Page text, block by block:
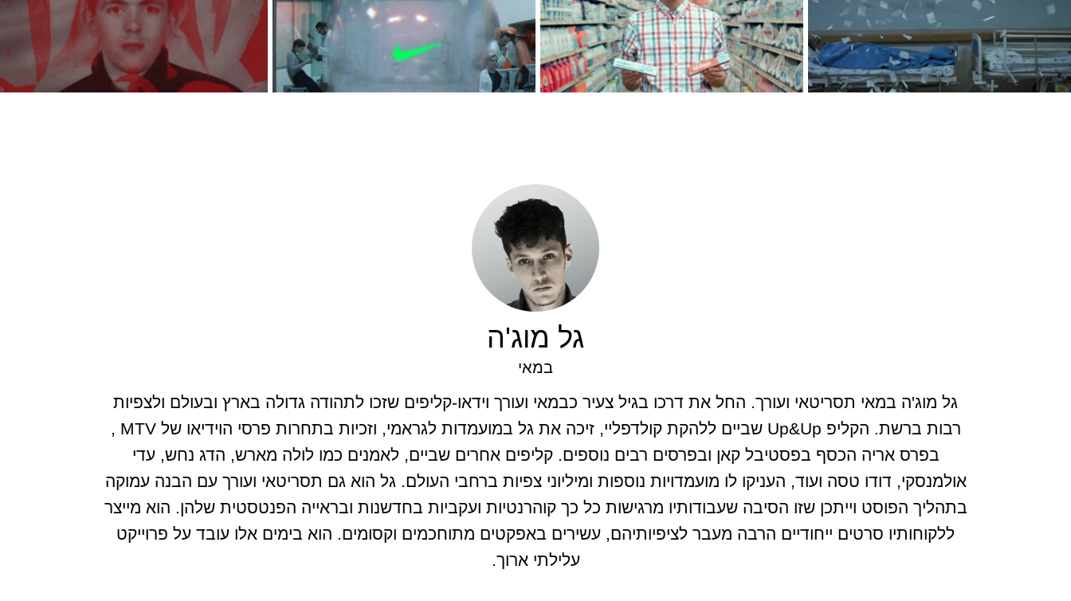
גל מוג'ה
במאי
גל מוג'ה במאי תסריטאי ועורך. החל את דרכו בגיל צעיר כבמאי ועורך וידאו-קליפים שזכו לתהודה גדולה בארץ ובעולם ולצפיות
רבות ברשת. הקליפ Up&Up שביים ללהקת קולדפליי, זיכה את גל במועמדות לגראמי, וזכיות בתחרות פרסי הוידיאו של MTV ,
בפרס אריה הכסף בפסטיבל קאן ובפרסים רבים נוספים. קליפים אחרים שביים, לאמנים כמו לולה מארש, הדג נחש, עדי
אולמנסקי, דודו טסה ועוד, העניקו לו מועמדויות נוספות ומיליוני צפיות ברחבי העולם. גל הוא גם תסריטאי ועורך עם הבנה עמוקה
בתהליך הפוסט וייתכן שזו הסיבה שעבודותיו מרגישות כל כך קוהרנטיות ועקביות בחדשנות ובראייה הפנטסטית שלהן. הוא מייצר
ללקוחותיו סרטים ייחודיים הרבה מעבר לציפיותיהם, עשירים באפקטים מתוחכמים וקסומים. הוא בימים אלו עובד על פרוייקט
עלילתי ארוך.